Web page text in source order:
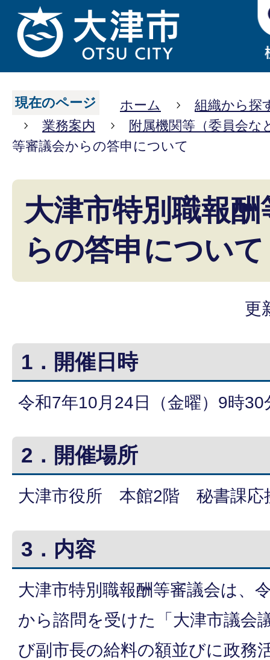
現在のページ ホーム
組織から探
業務案内
附属機関等（委員会な
等審議会からの答申について
大津市特別職報
らの答申について
更
1．開催日時
令和7年10月24日（金曜）9時
2．開催場所
大津市役所 本館2階 秘書課応
3．内容
大津市特別職報酬等審議会は、
から諮問を受けた「大津市議会
び副市長の給料の額並びに政務